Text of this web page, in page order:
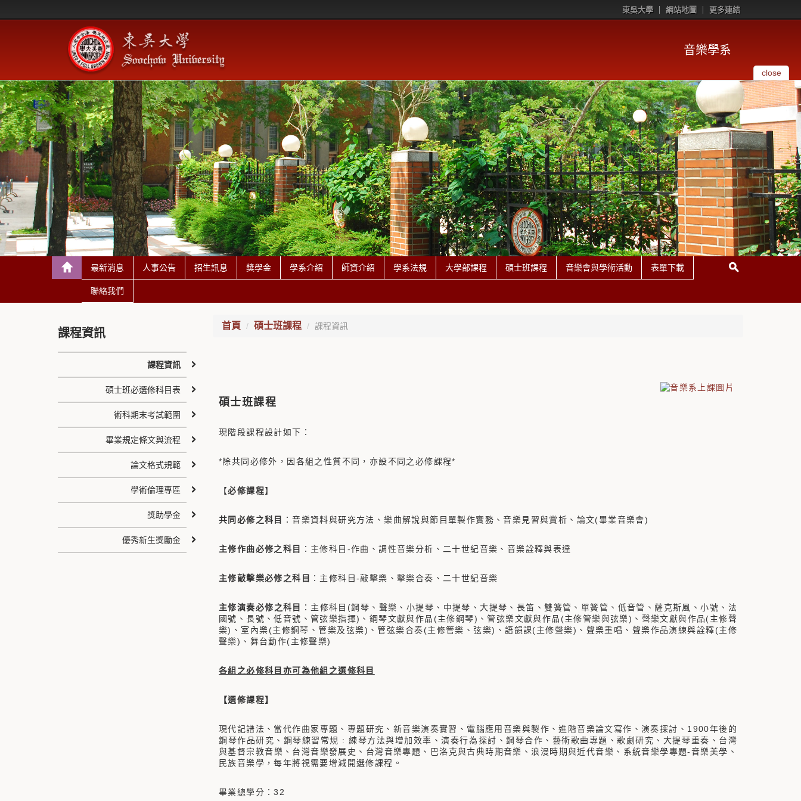
東吳大學 網站地圖 更多連結
音樂學系
close
最新消息 人事公告 招生訊息 獎學金 學系介紹 師資介紹 學系法規 大學部課程 碩士班課程 音樂會與學術活動 表單下載
聯絡我們
首頁 碩士班課程 課程資訊
碩士班課程
現階段課程設計如下：
*除共同必修外，因各組之性質不同，亦設不同之必修課程*
【必修課程】
共同必修之科目 ：音樂資料與研究方法、樂曲解說與節目單製作實務、音樂見習與賞析、論文(畢業音樂會)
主修作曲必修之科目 ：主修科目-作曲、調性音樂分析、二十世紀音樂、音樂詮釋與表達
主修敲擊樂必修之科目 ：主修科目-敲擊樂、擊樂合奏、二十世紀音樂
主修演奏必修之科目
：主修科目(鋼琴、聲樂、小提琴、中提琴、大提琴、長笛、雙簧管、單簧管、低音管、薩克斯風、小號、法
國號、長號、低音號、管弦樂指揮)、鋼琴文獻與作品(主修鋼琴)、管弦樂文獻與作品(主修管樂與弦樂)、聲樂文獻與作品(主修聲
樂)、室內樂(主修鋼琴、管樂及弦樂)、管弦樂合奏(主修管樂、弦樂)、語韻課(主修聲樂)、聲樂重唱、聲樂作品演練與詮釋(主修
聲樂)、舞台動作(主修聲樂)
各組之必修科目亦可為他組之選修科目
【選修課程】
現代記譜法、當代作曲家專題、專題研究、新音樂演奏實習、電腦應用音樂與製作、進階音樂論文寫作、演奏探討、1900年後的
鋼琴作品研究、鋼琴練習常規 : 練琴方法與增加效率、演奏行為探討、鋼琴合作、藝術歌曲專題、歌劇研究、大提琴重奏、台灣
與基督宗教音樂、台灣音樂發展史、台灣音樂專題、巴洛克與古典時期音樂、浪漫時期與近代音樂、系統音樂學專題-音樂美學、
民族音樂學，每年將視需要增減開選修課程。
畢業總學分：32
課程資訊
課程資訊
碩士班必選修科目表
術科期末考試範圍
畢業規定條文與流程
論文格式規範
學術倫理專區
獎助學金
優秀新生獎勵金